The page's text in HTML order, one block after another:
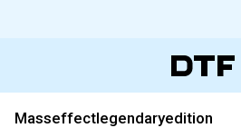
Masseffectlegendaryedition